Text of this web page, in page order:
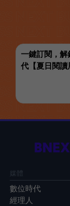
一鍵訂閱，
代【夏日閱
媒體
數位時代
經理人